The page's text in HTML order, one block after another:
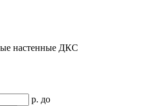
настенные ДКС
р. до